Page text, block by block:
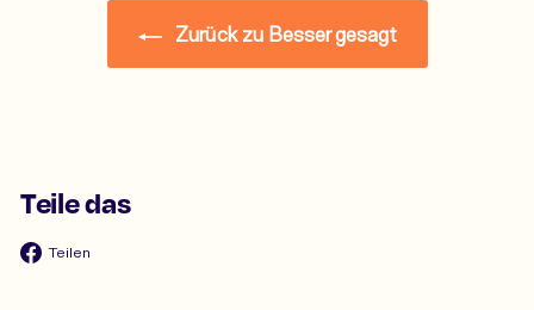
Zurück zu Besser gesagt
Teile das
Teilen